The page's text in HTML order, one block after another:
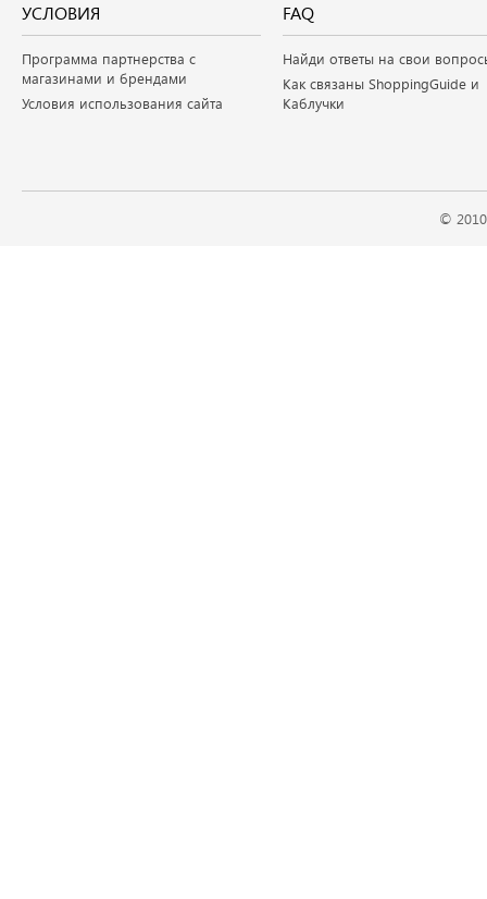
УСЛОВИЯ
Программа партнерства с
магазинами и брендами
Условия использования сайта
FAQ
Найди ответы на свои
Как связаны ShoppingGuide и
Каблучки
©